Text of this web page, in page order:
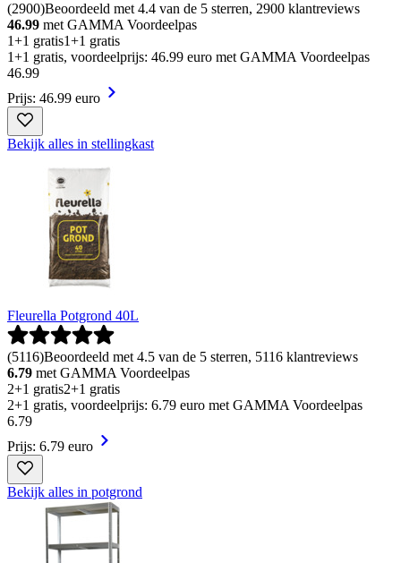
(2900)Beoordeeld met 4.4 van de 5 sterren, 2900 klantreviews
46.99 met GAMMA Voordeelpas
1+1 gratis1+1 gratis
1+1 gratis, voordeelprijs: 46.99 euro met GAMMA Voordeelpas
46.99
Prijs: 46.99 euro
Bekijk alles in stellingkast
Fleurella Potgrond 40L
(5116)Beoordeeld met 4.5 van de 5 sterren, 5116 klantreviews
6.79 met GAMMA Voordeelpas
2+1 gratis2+1 gratis
2+1 gratis, voordeelprijs: 6.79 euro met GAMMA Voordeelpas
6.79
Prijs: 6.79 euro
Bekijk alles in potgrond